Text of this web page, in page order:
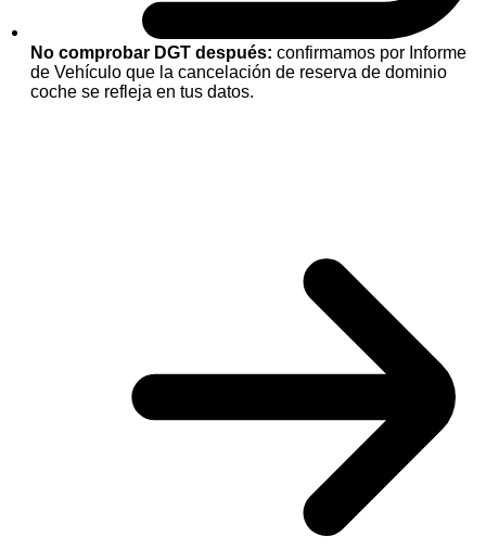
No comprobar DGT después: confirmamos por Informe
de Vehículo que la cancelación de reserva de dominio
coche se refleja en tus datos.